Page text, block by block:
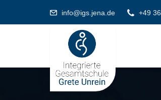
info@igs.jena.de +49